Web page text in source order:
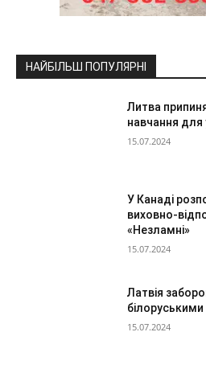
НАЙБІЛЬШ ПОПУЛЯРНІ
Литва
навчання для
15.07.2024
У Канаді
виховно-
«Незламні»
15.07.2024
Латвія
15.07.2024